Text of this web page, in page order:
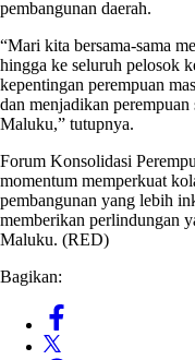
pembangunan daerah.
“Mari kita bersama-sama
hingga ke seluruh pelosok
kepentingan perempuan
dan menjadikan
Maluku,” tutupnya.
Forum Konsolidasi
momentum memperkuat
pembangunan yang lebih
memberikan perlindungan
Maluku. (RED)
Bagikan: